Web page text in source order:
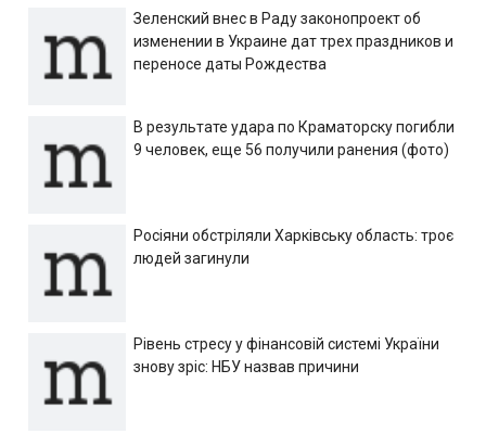
Зеленский внес в Раду законопроект об
изменении в Украине дат трех праздников и
переносе даты Рождества
В результате удара по Краматорску погибли
9 человек, еще 56 получили ранения (фото)
Росіяни обстріляли Харківську область: троє
людей загинули
Рівень стресу у фінансовій системі України
знову зріс: НБУ назвав причини